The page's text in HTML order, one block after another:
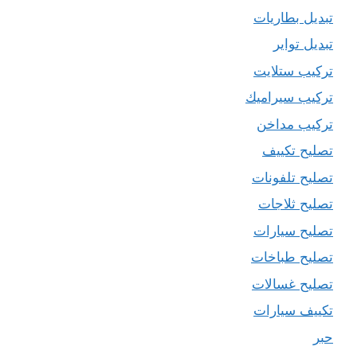
تبديل بطاريات
تبديل تواير
تركيب ستلايت
تركيب سيراميك
تركيب مداخن
تصليح تكييف
تصليح تلفونات
تصليح ثلاجات
تصليح سيارات
تصليح طباخات
تصليح غسالات
تكييف سيارات
حبر